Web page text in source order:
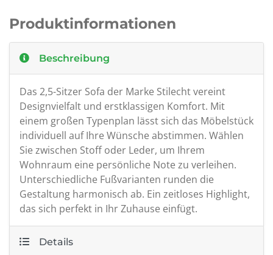
Produktinformationen
Beschreibung
Das 2,5-Sitzer Sofa der Marke Stilecht vereint
Designvielfalt und erstklassigen Komfort. Mit
einem großen Typenplan lässt sich das Möbelstück
individuell auf Ihre Wünsche abstimmen. Wählen
Sie zwischen Stoff oder Leder, um Ihrem
Wohnraum eine persönliche Note zu verleihen.
Unterschiedliche Fußvarianten runden die
Gestaltung harmonisch ab. Ein zeitloses Highlight,
das sich perfekt in Ihr Zuhause einfügt.
Details